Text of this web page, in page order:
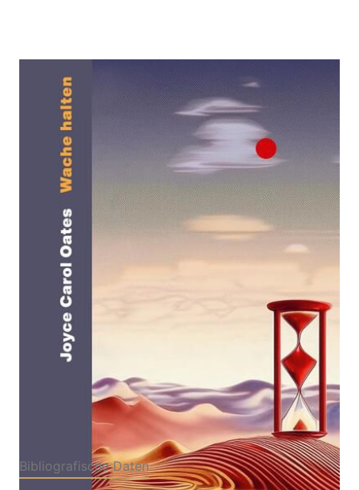
Wache halten
Zur Wunschliste hinzufügen
Roman | Ein Geschichte über Trauer und Verlust,
Einsamkeit und Realitätsflucht | »Ein Fiebertraum
von einem Roman« New York Times
Joyce Carol Oates
Verlag: Ecco
Verlag|Ecco Verlag
Buch
Hardcover
ISBN: 978-3-
75300102-9
Bibliografische Daten